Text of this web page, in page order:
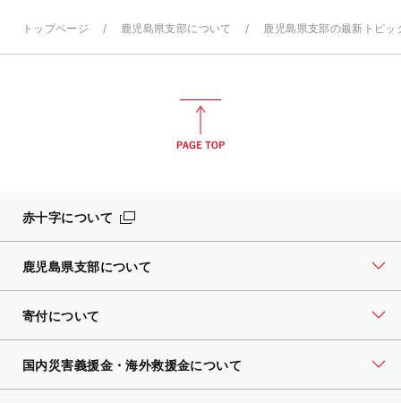
トップページ 鹿児島県支部について 鹿児島県支部の最新トピッ
赤十字について
鹿児島県支部について
寄付について
国内災害義援金・海外救援金について